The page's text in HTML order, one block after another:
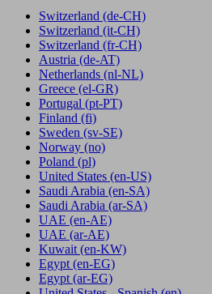
Switzerland (de-CH)
Switzerland (it-CH)
Switzerland (fr-CH)
Austria (de-AT)
Netherlands (nl-NL)
Greece (el-GR)
Portugal (pt-PT)
Finland (fi)
Sweden (sv-SE)
Norway (no)
Poland (pl)
United States (en-US)
Saudi Arabia (en-SA)
Saudi Arabia (ar-SA)
UAE (en-AE)
UAE (ar-AE)
Kuwait (en-KW)
Egypt (en-EG)
Egypt(ar-EG)